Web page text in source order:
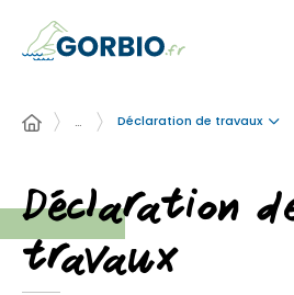
… Déclaration de travaux
Déclaration
travaux